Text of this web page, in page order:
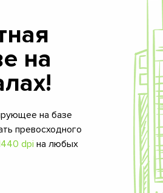
на
на базе
превосходного
dpi на любых